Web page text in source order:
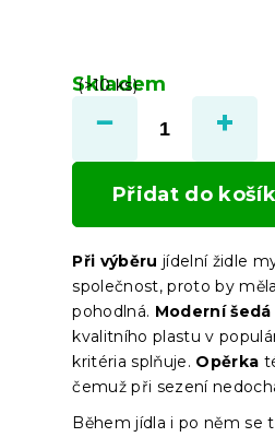
Skladem
(>10 ks)
Přidat do
Při výběru jídelní židle
společnost, proto by
pohodlná. Moderní
kvalitního plastu v
kritéria splňuje. Opěrka
čemuž při sezení
Během jídla i po něm se